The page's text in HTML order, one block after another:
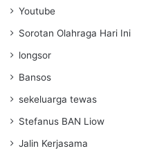
Youtube
Sorotan Olahraga Hari Ini
longsor
Bansos
sekeluarga tewas
Stefanus BAN Liow
Jalin Kerjasama